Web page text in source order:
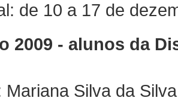
de 10 a 17 de
2009 - alunos da
Mariana Silva da Silva